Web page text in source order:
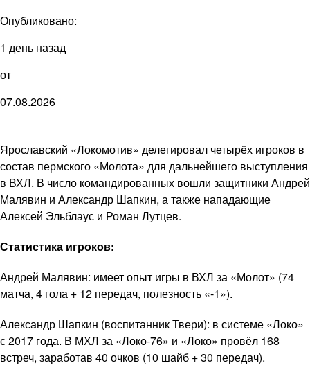
Опубликовано:
1 день назад
от
07.08.2026
Ярославский «Локомотив» делегировал четырёх игроков в
состав пермского «Молота» для дальнейшего выступления
в ВХЛ. В число командированных вошли защитники Андрей
Малявин и Александр Шапкин, а также нападающие
Алексей Эльблаус и Роман Лутцев.
Статистика игроков:
Андрей Малявин: имеет опыт игры в ВХЛ за «Молот» (74
матча, 4 гола + 12 передач, полезность «-1»).
Александр Шапкин (воспитанник Твери): в системе «Локо»
с 2017 года. В МХЛ за «Локо-76» и «Локо» провёл 168
встреч, заработав 40 очков (10 шайб + 30 передач).